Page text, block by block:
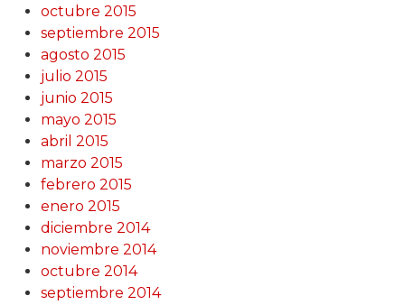
octubre 2015
septiembre 2015
agosto 2015
julio 2015
junio 2015
mayo 2015
abril 2015
marzo 2015
febrero 2015
enero 2015
diciembre 2014
noviembre 2014
octubre 2014
septiembre 2014